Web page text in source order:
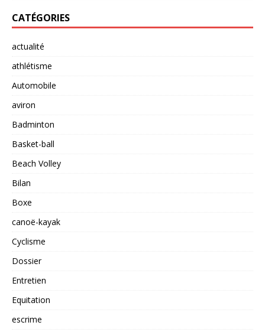
CATÉGORIES
actualité
athlétisme
Automobile
aviron
Badminton
Basket-ball
Beach Volley
Bilan
Boxe
canoë-kayak
Cyclisme
Dossier
Entretien
Equitation
escrime